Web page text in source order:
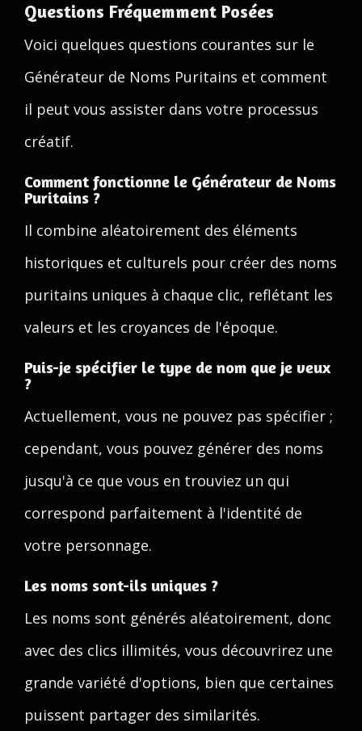
Questions Fréquemment Posées
Voici quelques questions courantes sur le
Générateur de Noms Puritains et comment
il peut vous assister dans votre processus
créatif.
Comment fonctionne le Générateur de Noms
Puritains ?
Il combine aléatoirement des éléments
historiques et culturels pour créer des noms
puritains uniques à chaque clic, reflétant les
valeurs et les croyances de l'époque.
Puis-je spécifier le type de nom que je veux
?
Actuellement, vous ne pouvez pas spécifier ;
cependant, vous pouvez générer des noms
jusqu'à ce que vous en trouviez un qui
correspond parfaitement à l'identité de
votre personnage.
Les noms sont-ils uniques ?
Les noms sont générés aléatoirement, donc
avec des clics illimités, vous découvrirez une
grande variété d'options, bien que certaines
puissent partager des similarités.